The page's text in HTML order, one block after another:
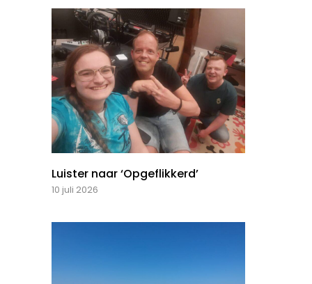
Luister naar ‘Opgeflikkerd’
10 juli 2026